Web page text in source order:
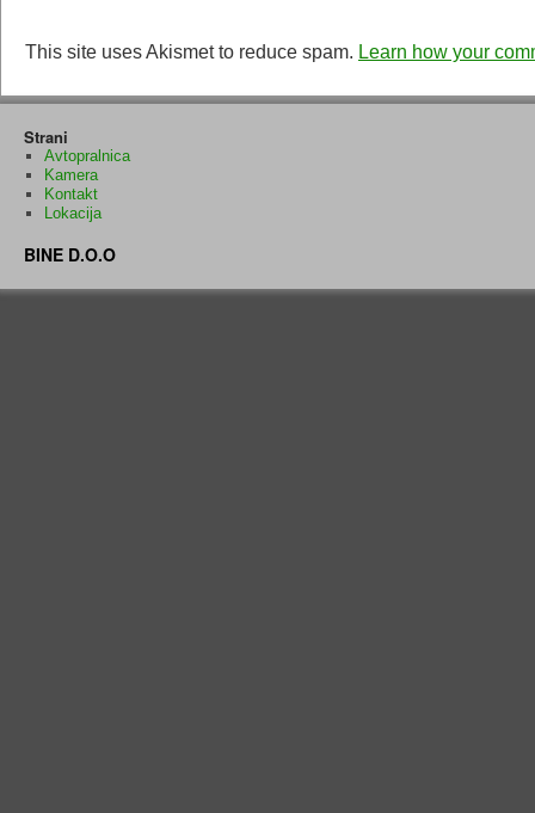
This site uses Akismet to reduce spam. Learn how your
Strani
Avtopralnica
Kamera
Kontakt
Lokacija
BINE D.O.O